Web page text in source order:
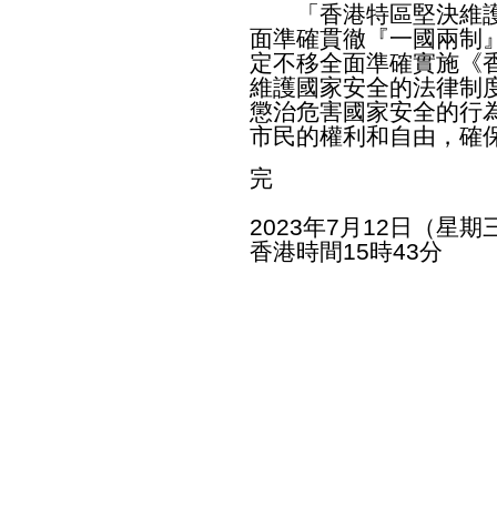
「香港特區堅決維護
面準確貫徹『一國兩制
定不移全面準確實施《
維護國家安全的法律制
懲治危害國家安全的行
市民的權利和自由，確
完
2023年7月12日（星期
香港時間15時43分